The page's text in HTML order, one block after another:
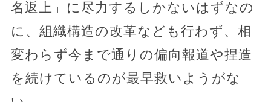
名返上」に尽力するしかないはずなの
に、組織構造の改革なども行わず、相
変わらず今まで通りの偏向報道や捏造
を続けているのが最早救いようがな